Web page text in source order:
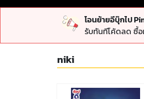
โอนย้ายอีบุ๊กไป
รับทันทีโค้ดลด ซื้อ
niki